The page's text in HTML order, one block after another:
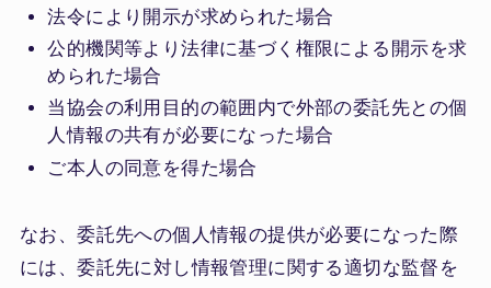
法令により開示が求められた場合
公的機関等より法律に基づく権限による開示を求
められた場合
当協会の利用目的の範囲内で外部の委託先との個
人情報の共有が必要になった場合
ご本人の同意を得た場合
なお、委託先への個人情報の提供が必要になった際
には、委託先に対し情報管理に関する適切な監督を